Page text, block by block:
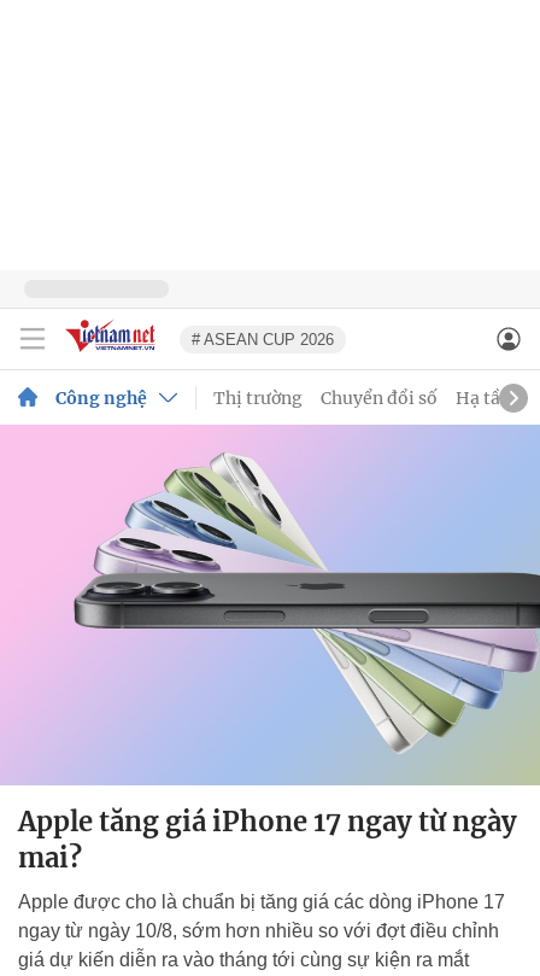
# ASEAN CUP 2026
Công nghệ Thị trường Chuyển đổi số Hạ tầng
Apple tăng giá iPhone 17 ngay từ ngày
mai?
Apple được cho là chuẩn bị tăng giá các dòng iPhone 17
ngay từ ngày 10/8, sớm hơn nhiều so với đợt điều chỉnh
giá dự kiến diễn ra vào tháng tới cùng sự kiện ra mắt